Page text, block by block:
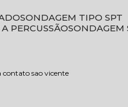
SONDAGEM TIPO SPT
A PERCUSSÃO
sao vicente